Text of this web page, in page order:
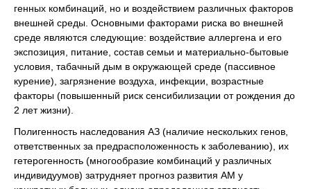
генных комбинаций, но и воздействием различных факторов
внешней среды. Основными факторами риска во внешней
среде являются следующие: воздействие аллергена и его
экспозиция, питание, состав семьи и материально-бытовые
условия, табачный дым в окружающей среде (пассивное
курение), загрязнение воздуха, инфекции, возрастные
факторы (повышенный риск сенсибилизации от рождения до
2 лет жизни).
Полигенность наследования АЗ (наличие нескольких генов,
ответственных за предрасположенность к заболеванию), их
гетерогенность (многообразие комбинаций у различных
индивидуумов) затрудняет прогноз развития АМ у